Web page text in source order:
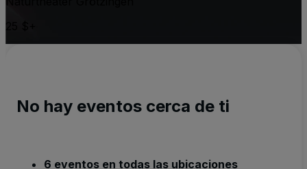
No hay eventos cerca de ti
6 eventos en todas las ubicaciones